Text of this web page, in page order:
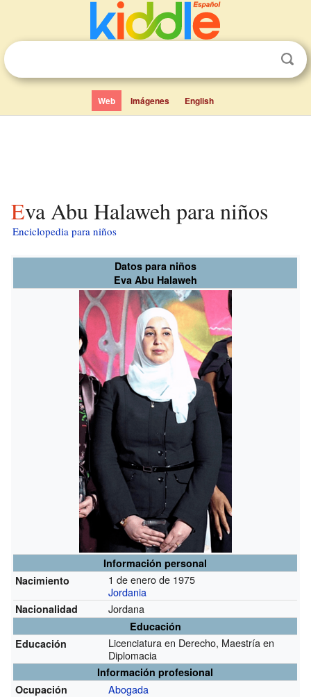
Web Imágenes English
Eva Abu Halaweh para niños
Enciclopedia para niños
Datos para niños
Eva Abu Halaweh
Información personal
Nacimiento
1 de enero de 1975
Jordania
Nacionalidad Jordana
Educación
Educación
Licenciatura en Derecho, Maestría en
Diplomacia
Información profesional
Ocupación
Abogada